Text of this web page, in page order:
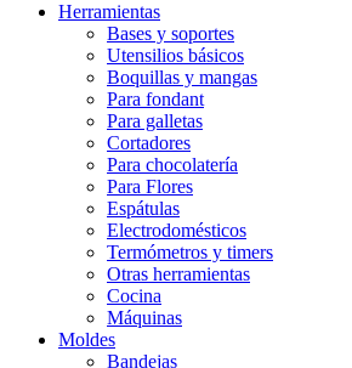
Herramientas
Bases y soportes
Utensilios básicos
Boquillas y mangas
Para fondant
Para galletas
Cortadores
Para chocolatería
Para Flores
Espátulas
Electrodomésticos
Termómetros y timers
Otras herramientas
Cocina
Máquinas
Moldes
Bandejas